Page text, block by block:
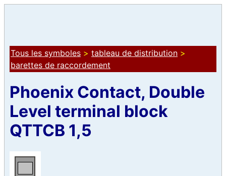
Tous les symboles > tableau de distribution >
barettes de raccordement
Phoenix Contact, Double
Level terminal block
QTTCB 1,5